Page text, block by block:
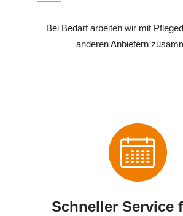
Bei Bedarf arbeiten wir mit
anderen Anbietern
Schneller Service